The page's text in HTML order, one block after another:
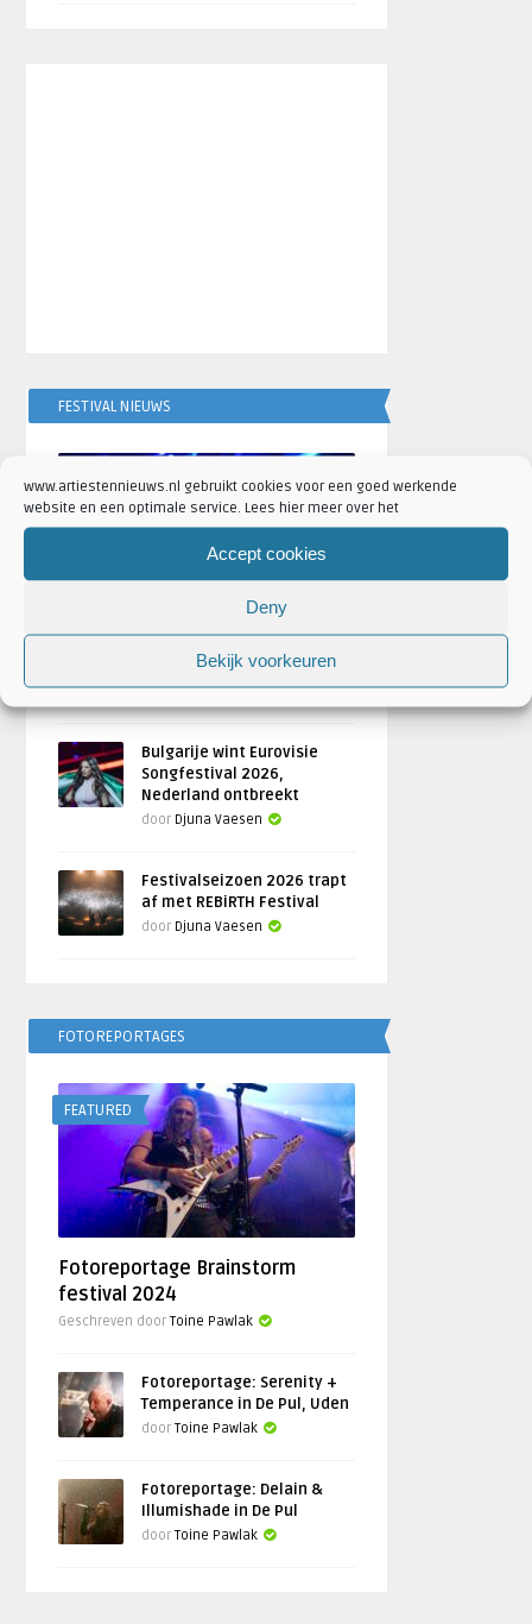
www.artiestennieuws.nl gebruikt cookies voor een goed werkende
website en een optimale service. Lees hier meer over het
Accept cookies
Deny
Bekijk voorkeuren
FESTIVAL NIEUWS
AANKONDIGINGEN
Scooter naar Ziggo Dome tijdens
ADE 2026: ‘Scooter Crushes ADE’
Geschreven doorArtiesten Nieuws
Bulgarije wint Eurovisie
Songfestival 2026,
Nederland ontbreekt
door Djuna Vaesen
Festivalseizoen 2026 trapt
af met REBiRTH Festival
door Djuna Vaesen
FOTOREPORTAGES
FEATURED
Fotoreportage Brainstorm
festival 2024
Geschreven doorToine Pawlak
Fotoreportage: Serenity +
Temperance in De Pul, Uden
doorToine Pawlak
Fotoreportage: Delain &
Illumishade in De Pul
doorToine Pawlak